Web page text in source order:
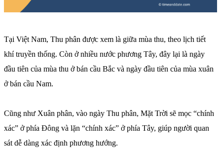
Tại Việt Nam, Thu phân được xem là giữa mùa thu, theo lịch tiết
khí truyền thống. Còn ở nhiều nước phương Tây, đây lại là ngày
đầu tiên của mùa thu ở bán cầu Bắc và ngày đầu tiên của mùa xuân
ở bán cầu Nam.
Cũng như Xuân phân, vào ngày Thu phân, Mặt Trời sẽ mọc “chính
xác” ở phía Đông và lặn “chính xác” ở phía Tây, giúp người quan
sát dễ dàng xác định phương hướng.